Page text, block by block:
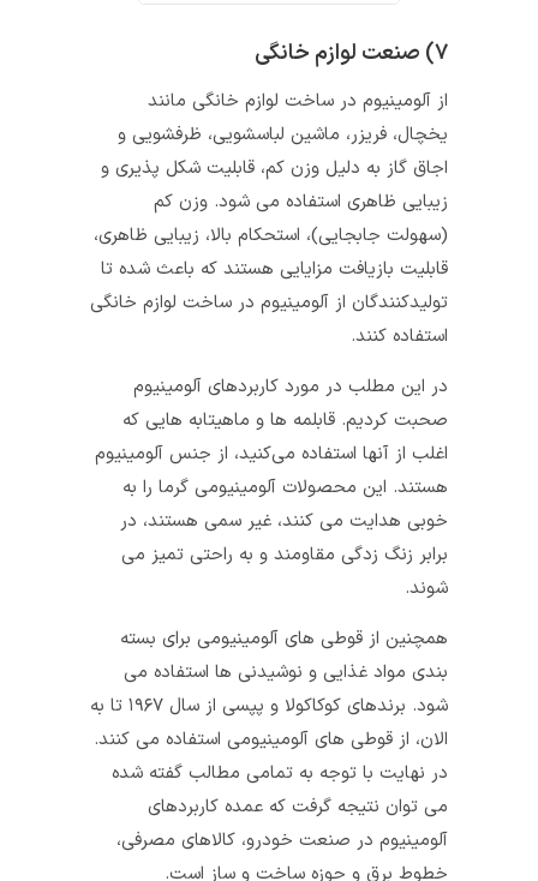
از آلومینیوم در ساخت لوازم خانگی مانند
یخچال، فریزر، ماشین لباسشویی، ظرفشویی و
اجاق گاز به دلیل وزن کم، قابلیت شکل‌ پذیری و
زیبایی ظاهری استفاده می‌ شود. وزن کم
(سهولت جابجایی)، استحکام بالا، زیبایی ظاهری،
قابلیت بازیافت مزایایی هستند که باعث شده تا
تولیدکنندگان از آلومینیوم در ساخت لوازم خانگی
استفاده کنند.
در این مطلب در مورد کاربردهای آلومینیوم
صحبت کردیم. قابلمه‌ ها و ماهیتابه‌ هایی که
اغلب از آنها استفاده می‌کنید، از جنس آلومینیوم
هستند. این محصولات آلومینیومی گرما را به
خوبی هدایت می‌ کنند، غیر سمی هستند، در
برابر زنگ زدگی مقاومند و به راحتی تمیز می‌
همچنین از قوطی‌ های آلومینیومی برای بسته
بندی مواد غذایی و نوشیدنی‌ ها استفاده می‌
شود. برندهای کوکاکولا و پپسی از سال ۱۹۶۷ تا به
الان، از قوطی‌ های‌ آلومینیومی استفاده می‌ کنند.
در نهایت با توجه به تمامی مطالب گفته شده
می‌ توان نتیجه گرفت که عمده کاربردهای
آلومینیوم در صنعت خودرو، کالاهای مصرفی،
خطوط برق و حوزه ساخت‌ و‌ ساز است.